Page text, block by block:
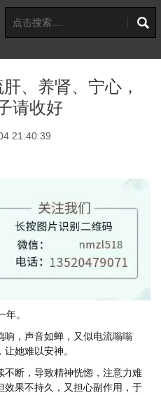
、养肾、宁心，
请收好
21:40:39
。
，声音如蝉，又似电流嗡嗡
她难以安神。
断，导致精神恍惚，注意力难
效果不持久，又担心副作用，于